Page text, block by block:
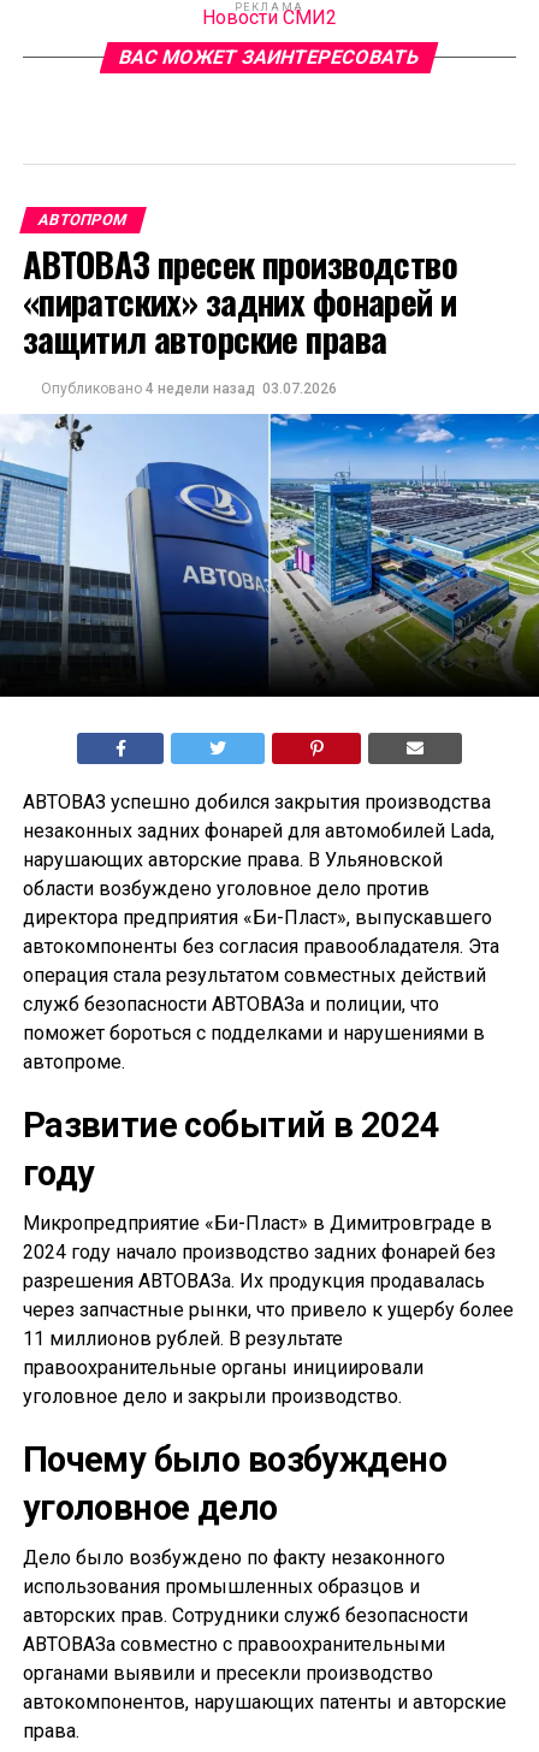
РЕКЛАМА
Новости СМИ2
ВАС МОЖЕТ ЗАИНТЕРЕСОВАТЬ
АВТОПРОМ
АВТОВАЗ пресек производство
«пиратских» задних фонарей и
защитил авторские права
Опубликовано 4 недели назад 03.07.2026
АВТОВАЗ успешно добился закрытия производства
незаконных задних фонарей для автомобилей Lada,
нарушающих авторские права. В Ульяновской
области возбуждено уголовное дело против
директора предприятия «Би-Пласт», выпускавшего
автокомпоненты без согласия правообладателя. Эта
операция стала результатом совместных действий
служб безопасности АВТОВАЗа и полиции, что
поможет бороться с подделками и нарушениями в
автопроме.
Развитие событий в 2024
году
Микропредприятие «Би-Пласт» в Димитровграде в
2024 году начало производство задних фонарей без
разрешения АВТОВАЗа. Их продукция продавалась
через запчастные рынки, что привело к ущербу более
11 миллионов рублей. В результате
правоохранительные органы инициировали
уголовное дело и закрыли производство.
Почему было возбуждено
уголовное дело
Дело было возбуждено по факту незаконного
использования промышленных образцов и
авторских прав. Сотрудники служб безопасности
АВТОВАЗа совместно с правоохранительными
органами выявили и пресекли производство
автокомпонентов, нарушающих патенты и авторские
права.